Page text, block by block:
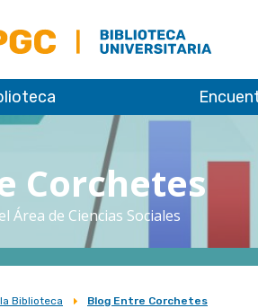
Biblioteca
ULPGC
Corchetes
Área de Ciencias Sociales
Biblioteca Blog Entre Corchetes